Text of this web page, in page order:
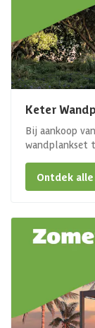
Keter
Bij aankoop
wandplankset
Ontdek